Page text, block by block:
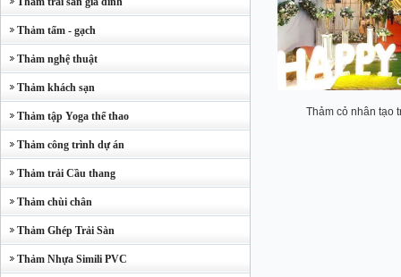
Thảm tấm - gạch
Thảm nghệ thuật
Thảm khách sạn
Thảm tập Yoga thể thao
Thảm công trình dự án
Thảm trải Cầu thang
Thảm chùi chân
Thảm Ghép Trải Sàn
Thảm Nhựa Simili PVC
Thảm cỏ nhân tạo